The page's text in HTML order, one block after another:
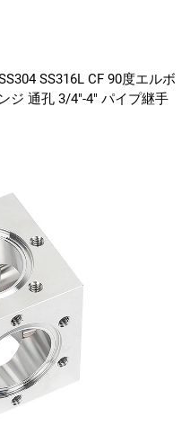
SS316L CF 90度エルボ
ジ 通孔 3/4"-4" パイプ継手